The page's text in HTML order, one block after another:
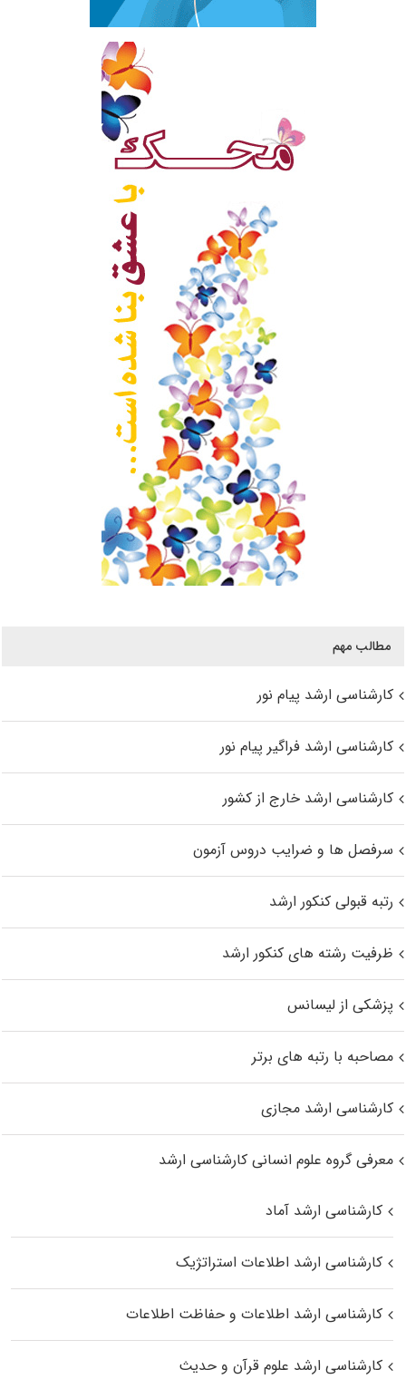
مطالب مهم
کارشناسی ارشد پیام نور
کارشناسی ارشد فراگیر پیام نور
کارشناسی ارشد خارج از کشور
سرفصل ها و ضرایب دروس آزمون
رتبه قبولی کنکور ارشد
ظرفیت رشته های کنکور ارشد
پزشکی از لیسانس
مصاحبه با رتبه های برتر
کارشناسی ارشد مجازی
معرفی گروه علوم انسانی کارشناسی ارشد
کارشناسی ارشد آماد
کارشناسی ارشد اطلاعات استراتژیک
کارشناسی ارشد اطلاعات و حفاظت اطلاعات
کارشناسی ارشد علوم قرآن و حدیث